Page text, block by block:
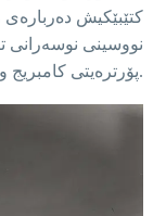
کتێبێکیش
نووسینی نوسەرانی
پۆرترەیتی کامبریج و ئۆکسفۆرد و وێستمینستەر و ئیدنبێرگ.